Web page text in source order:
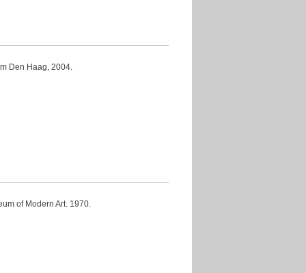
Den Haag, 2004.
of Modern Art. 1970.